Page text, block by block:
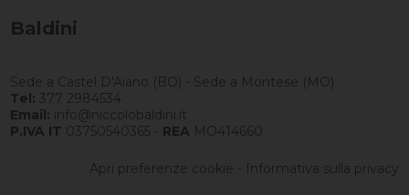
Baldini
Sede a Castel D'Aiano (BO) - Sede a Montese (MO)
Tel: 377 2984534
Email: info@niccolobaldini.it
P.IVA IT 03750540365 - REA MO414660
Apri preferenze cookie - Informativa sulla privacy